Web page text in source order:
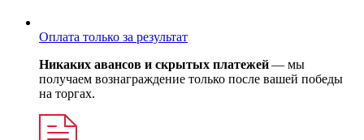
Оплата только за результат
Никаких авансов и скрытых платежей— мы
получаем вознаграждение только после вашей победы
на торгах.